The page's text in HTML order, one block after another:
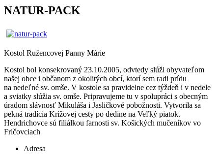
NATUR-PACK
Kostol Ružencovej Panny Márie
Kostol bol konsekrovaný 23.10.2005, odvtedy slúži obyvateľom
našej obce i občanom z okolitých obcí, ktorí sem radi prídu
na nedeľné sv. omše. V kostole sa pravidelne cez týždeň i v nedele
a sviatky slúžia sv. omše. Pripravujeme tu v spolupráci s obecným
úradom slávnosť Mikuláša i Jasličkové pobožnosti. Vytvorila sa
pekná tradícia Krížovej cesty po dedine na Veľký piatok.
Hendrichovce sú filiálkou farnosti sv. Košických mučeníkov vo
Fričovciach
Adresa